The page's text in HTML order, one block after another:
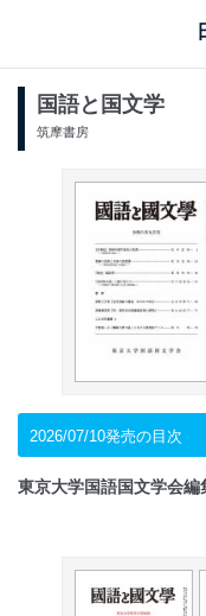
国語と国文学
筑摩書房
2026/07/10発売の目次
東京大学国語国文学会